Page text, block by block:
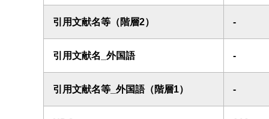
引用文献名等（階層2） -
引用文献名_外国語 -
引用文献名等_外国語（階層1） -